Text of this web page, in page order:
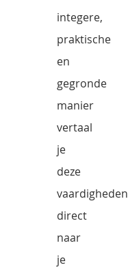
integere,
praktische
en
gegronde
manier
vertaal
je
deze
vaardigheden
direct
naar
je